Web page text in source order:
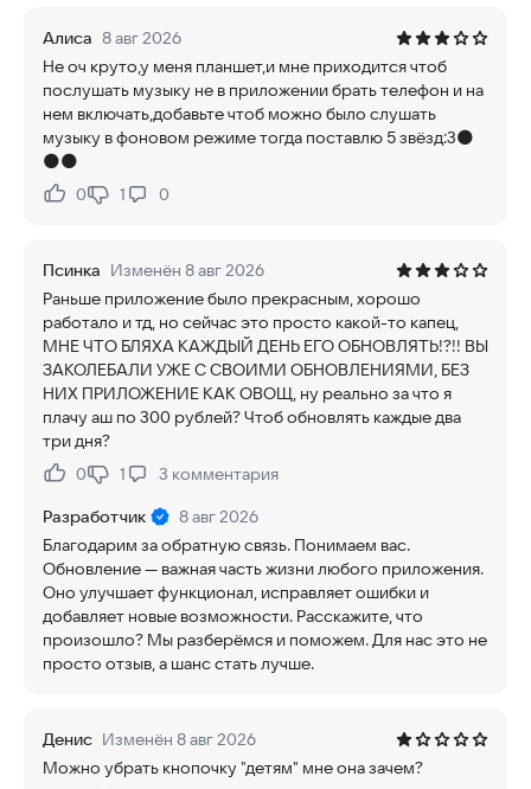
Алиса 8 авг 2026
Не оч круто,у меня планшет,и мне приходится чтоб
послушать музыку не в приложении брать телефон и на
нем включать,добавьте чтоб можно было слушать
музыку в фоновом режиме тогда поставлю 5 звёзд:3🌑
🌑🌑
Нравится:
0Не нравится:
1 0
Псинка Изменён 8 авг 2026
Раньше приложение было прекрасным, хорошо
работало и тд, но сейчас это просто какой-то капец,
МНЕ ЧТО БЛЯХА КАЖДЫЙ ДЕНЬ ЕГО ОБНОВЛЯТЬ!?!! ВЫ
ЗАКОЛЕБАЛИ УЖЕ С СВОИМИ ОБНОВЛЕНИЯМИ, БЕЗ
НИХ ПРИЛОЖЕНИЕ КАК ОВОЩ, ну реально за что я
плачу аш по 300 рублей? Чтоб обновлять каждые два
три дня?
Нравится:
0Не нравится:
1 3 комментария
Разработчик
8 авг 2026
Благодарим за обратную связь. Понимаем вас.
Обновление — важная часть жизни любого приложения.
Оно улучшает функционал, исправляет ошибки и
добавляет новые возможности. Расскажите, что
произошло? Мы разберёмся и поможем. Для нас это не
просто отзыв, а шанс стать лучше.
Денис Изменён 8 авг 2026
Можно убрать кнопочку "детям" мне она зачем?